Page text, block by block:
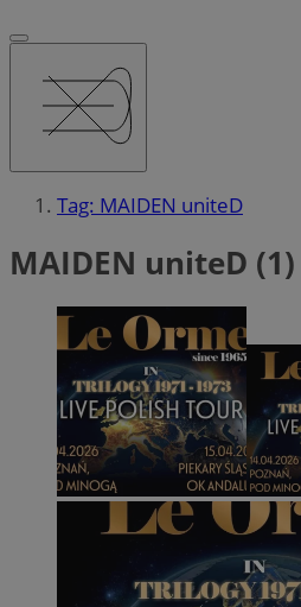
Tag: MAIDEN uniteD
MAIDEN uniteD (1)